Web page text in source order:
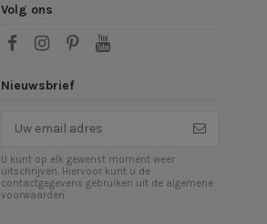
Volg ons
Nieuwsbrief
U kunt op elk gewenst moment weer
uitschrijven. Hiervoor kunt u de
contactgegevens gebruiken uit de algemene
voorwaarden.